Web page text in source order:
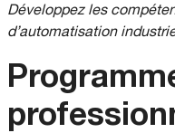
Développez les
d’automatisation